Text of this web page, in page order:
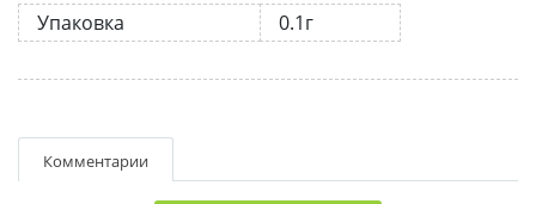
Упаковка 0.1г
Комментарии